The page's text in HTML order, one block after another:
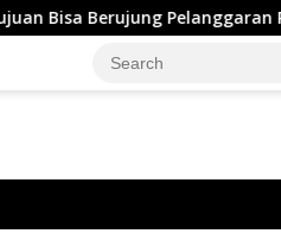
Pelanggaran Privasi